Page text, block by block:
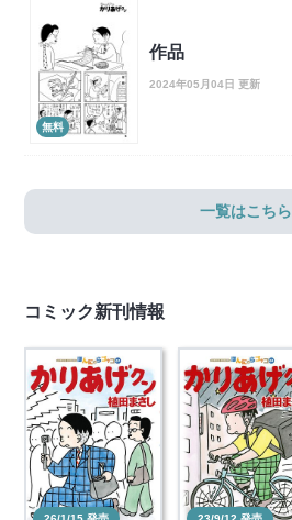
無料
作品
2024年05月04日 更新
一覧はこちら
コミック新刊情報